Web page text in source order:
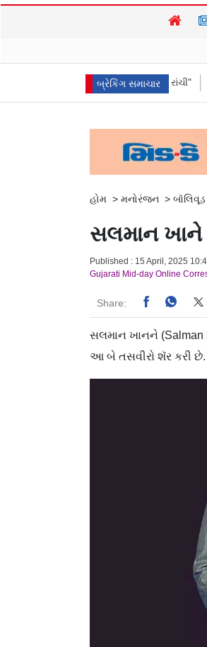
બ્રેકિંગ સમાચાર
કહ્યું "હબીબી, કમ ટુ રાંચી" Digitally
હોમ > મનોરંજન >
સલમાન
Published : 15 April, 2025
Gujarati Mid-day Online
Share:
સલમાન ખાનને (Salman
આ બે તસવીરો શૅર કરી